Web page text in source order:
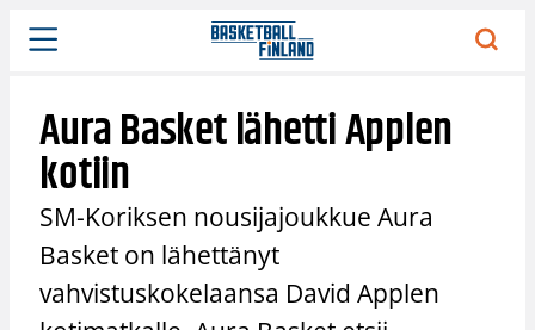
Siirry
sisältöön
Aura Basket lähetti Applen
kotiin
SM-Koriksen nousijajoukkue Aura
Basket on lähettänyt
vahvistuskokelaansa David Applen